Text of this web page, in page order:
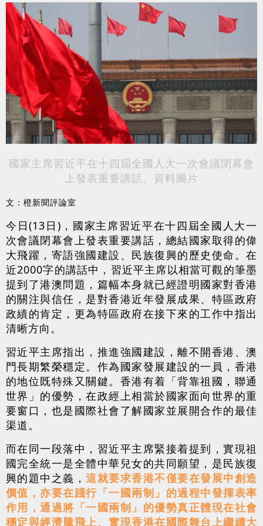
國家主席習近平在十四屆全國人大一次會議閉幕會
上發表重要講話。資料圖片
文：橙新聞評論室
今日(13日)，國家主席習近平在十四屆全國人大一
次會議閉幕會上發表重要講話，總結國家取得的偉
大飛躍，寄語強國建設、民族復興的歷史使命。在
近2000字的講話中，習近平主席以相當可觀的筆墨
提到了港澳問題，篇幅本身就已經證明國家對香港
的關注與信任，是對香港近年發展成果、特區政府
政績的肯定，更為特區政府在接下來的工作中指出
清晰方向。
習近平主席指出，推進強國建設，離不開香港、澳
門長期繁榮穩定。作為國家發展建設的一員，香港
的地位既特殊又關鍵。香港有着「背靠祖國，聯通
世界」的優勢，在政經上相當於國家面向世界的重
要窗口，也是國際社會了解國家並展開合作的最佳
渠道。
而在同一段落中，習近平主席緊接着提到，實現祖
國完全統一是全體中華兒女的共同願望，是民族復
興的題中之義，這就要求香港不僅要在發展中創造
價值，亦要在踐行「一國兩制」的過程中發揮表率
作用，通過將「一國兩制」的優勢真正體現在社會
穩定與經濟騰飛上、實現香港在國際舞台上繼續大